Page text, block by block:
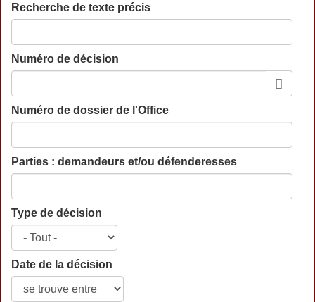
Recherche de texte précis
Numéro de décision
Numéro de dossier de l'Office
Parties : demandeurs et/ou défenderesses
Type de décision
Date de la décision